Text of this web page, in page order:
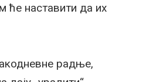
ће наставити да их
радње,